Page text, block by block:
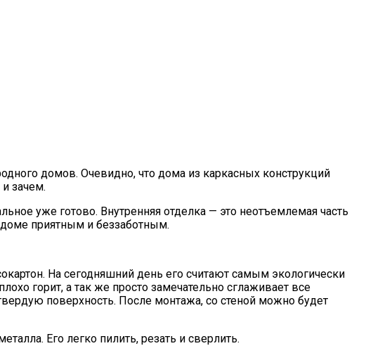
домов. Очевидно, что дома из каркасных конструкций
зачем.
уже готово. Внутренняя отделка — это неотъемлемая часть
приятным и беззаботным.
На сегодняшний день его считают самым экологически
горит, а так же просто замечательно сглаживает все
поверхность. После монтажа, со стеной можно будет
Его легко пилить, резать и сверлить.